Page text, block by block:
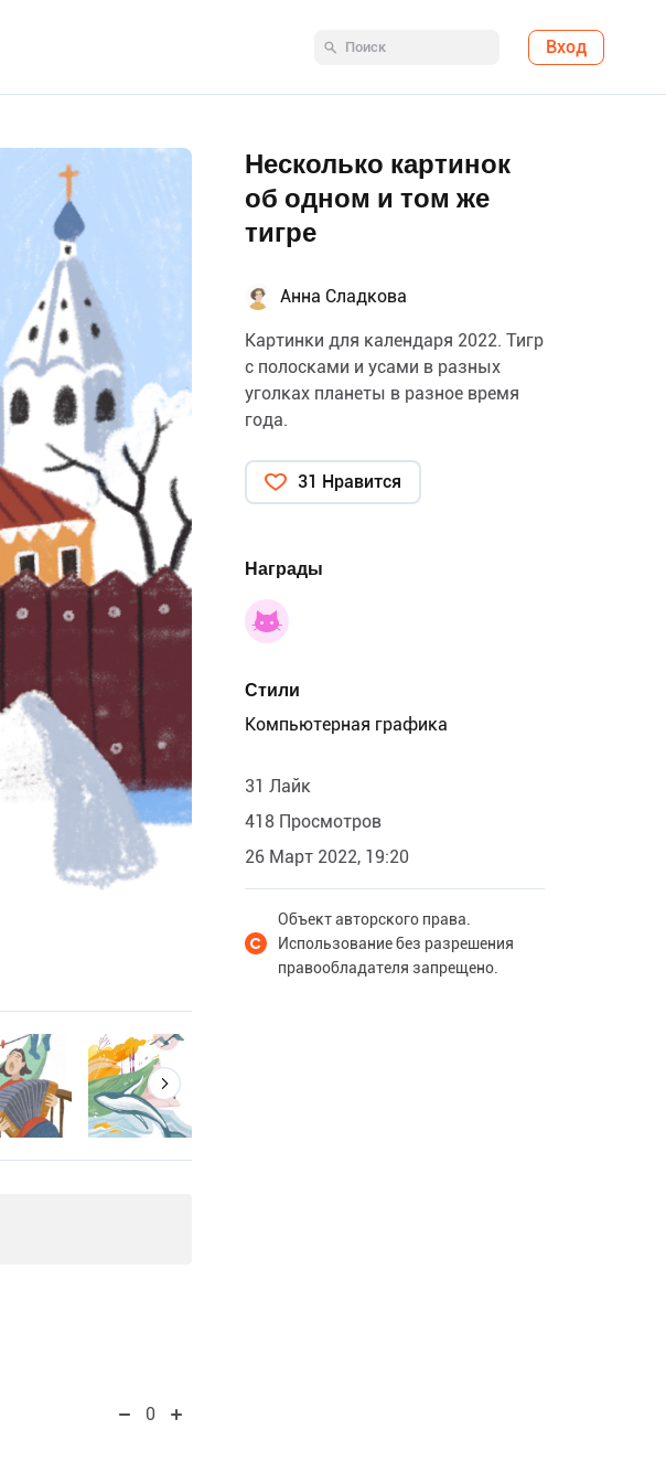
Вход
0
Несколько картинок
об одном и том же
тигре
Анна Сладкова
Картинки для календаря 2022. Тигр
с полосками и усами в разных
уголках планеты в разное время
года.
31 Нравится
Награды
Стили
Компьютерная графика
31 Лайк
418 Просмотров
26 Март 2022, 19:20
Объект авторского права.
Использование без разрешения
правообладателя запрещено.